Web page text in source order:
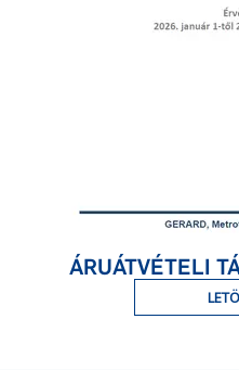
ÁRUÁTVÉTELI